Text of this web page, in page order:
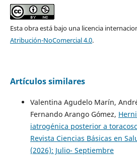
Esta obra está bajo una licencia
Atribución-NoComercial 4.0.
Artículos similares
Valentina Agudelo Marín,
Fernando Arango Gómez,
iatrogénica posterior a
Revista Ciencias Básicas en
(2026): Julio- Septiembre